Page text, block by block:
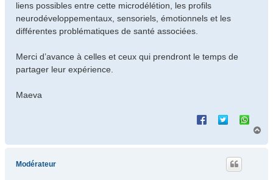
liens possibles entre cette microdélétion, les profils
neurodéveloppementaux, sensoriels, émotionnels et les
différentes problématiques de santé associées.
Merci d’avance à celles et ceux qui prendront le temps de
partager leur expérience.
Maeva
Modérateur